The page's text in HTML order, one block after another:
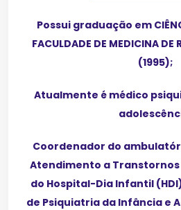
Possui graduação em
FACULDADE DE MEDICINA DE
(1995);
Atualmente é médico
Coordenador do
Atendimento a Transtornos
do Hospital-Dia Infantil
de Psiquiatria da Infância e